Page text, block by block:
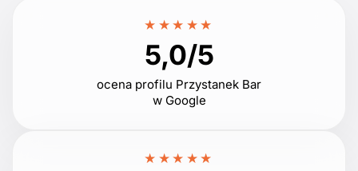
★★★★★
5,0/5
ocena profilu Przystanek Bar
w Google
★★★★★